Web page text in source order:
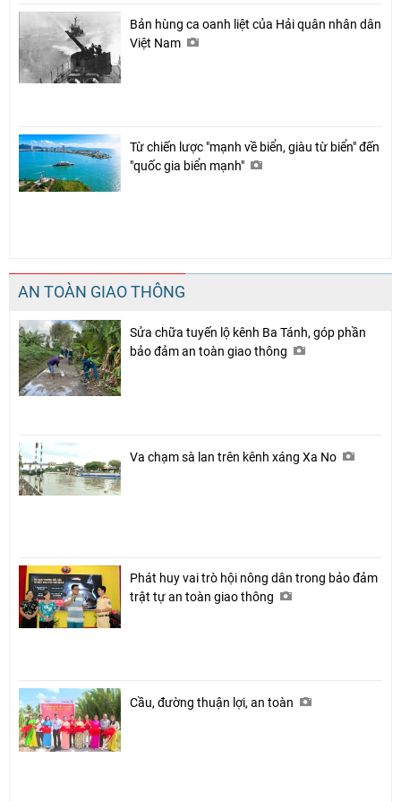
Bản hùng ca oanh liệt của Hải quân nhân dân
Việt Nam
Từ chiến lược "mạnh về biển, giàu từ biển" đến
"quốc gia biển mạnh"
AN TOÀN GIAO THÔNG
Sửa chữa tuyến lộ kênh Ba Tánh, góp phần
bảo đảm an toàn giao thông
Va chạm sà lan trên kênh xáng Xa No
Phát huy vai trò hội nông dân trong bảo đảm
trật tự an toàn giao thông
Cầu, đường thuận lợi, an toàn